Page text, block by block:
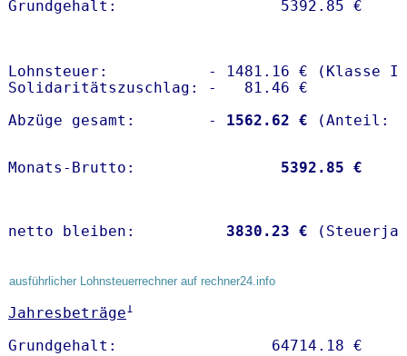
Lohnsteuer:           - 1481.16 € (Klasse I)
Solidaritätszuschlag: -   81.46 €
Abzüge gesamt:        -
1562.62 €
Monats-Brutto: 5392.85 €
netto bleiben: 3830.23 €
ausführlicher Lohnsteuerrechner auf rechner24.info
Jahresbeträge1
Grundgehalt:                 64714.18 €